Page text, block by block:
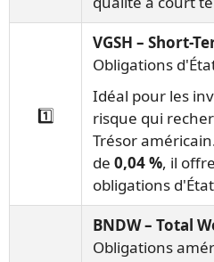
1️⃣
VGSH – Short-
Obligations
Idéal pour les
risque qui
Trésor
de 0,04 %, il
obligations
BNDW – Total
Obligations